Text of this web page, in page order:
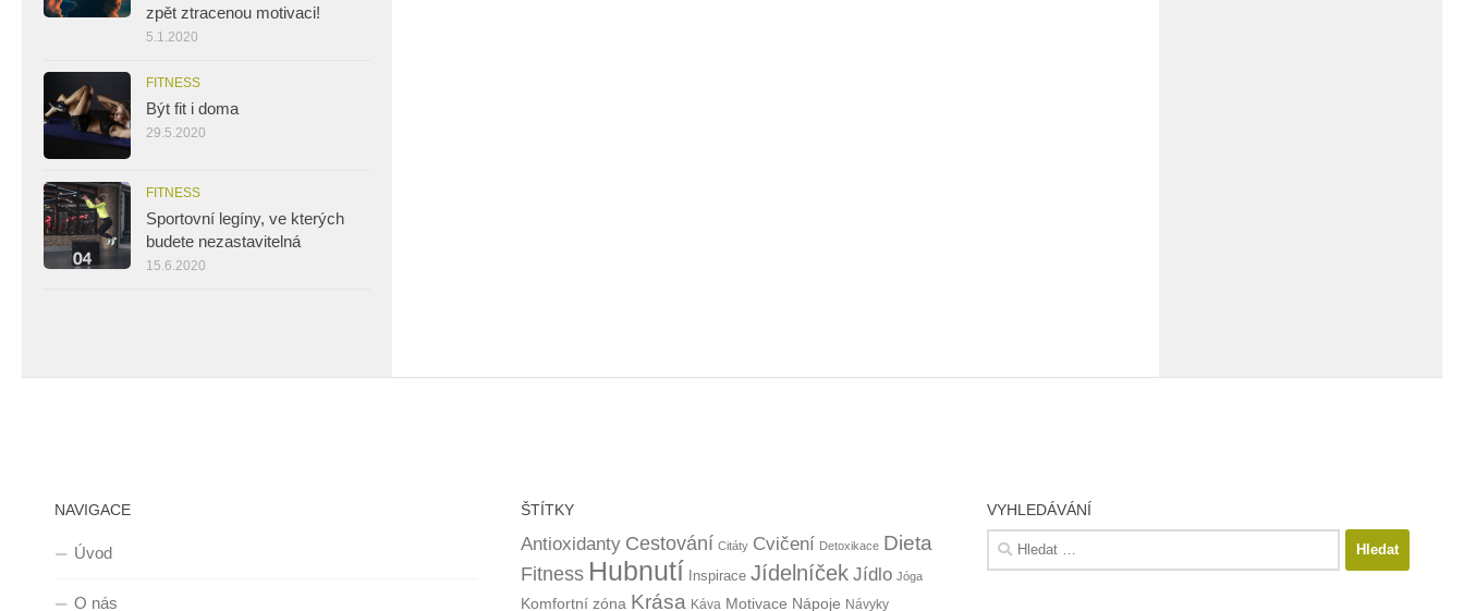
zpět ztracenou motivaci!
5.1.2020
FITNESS
Být fit i doma
29.5.2020
FITNESS
Sportovní legíny, ve kterých
budete nezastavitelná
15.6.2020
NAVIGACE
Úvod
O nás
ŠTÍTKY
Antioxidanty Cestování Citáty Cvičení Detoxikace Dieta
Fitness Hubnutí Inspirace Jídelníček Jídlo Jóga
Komfortní zóna Krása Káva Motivace Nápoje Návyky
VYHLEDÁVÁNÍ
Vyhledávání